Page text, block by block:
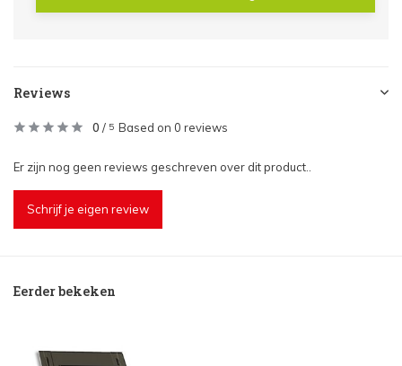
Reviews
0 / 5 Based on 0 reviews
Er zijn nog geen reviews geschreven over dit product..
Schrijf je eigen review
Eerder bekeken